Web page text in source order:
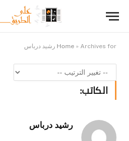
Home » Archives for رشيد درباس
الكاتب:
رشيد درباس